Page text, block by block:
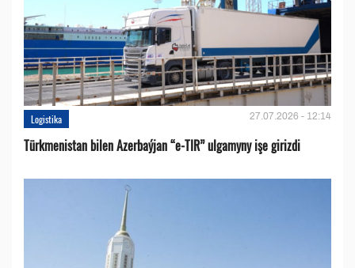
Logistika 27.07.2026 - 12:14
Türkmenistan bilen Azerbaýjan “e-TIR” ulgamyny işe girizdi